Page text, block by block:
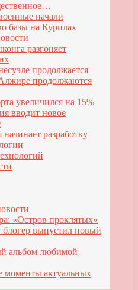
начали
базы на Курилах
разгоняет
продолжается
продолжаются
увеличился на 15%
вводит новое
разработку
«Остров проклятых»
выпустил новый
альбом любимой
моменты актуальных